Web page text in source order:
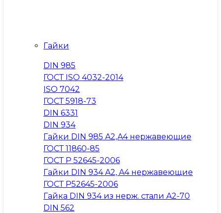
Гайки
DIN 985
ГОСТ ISO 4032-2014
ISO 7042
ГОСТ 5918-73
DIN 6331
DIN 934
Гайки DIN 985 A2,A4 нержавеющие
ГОСТ 11860-85
ГОСТ Р 52645-2006
Гайки DIN 934 A2, A4 нержавеющие
ГОСТ Р52645-2006
Гайка DIN 934 из нерж. стали A2-70
DIN 562